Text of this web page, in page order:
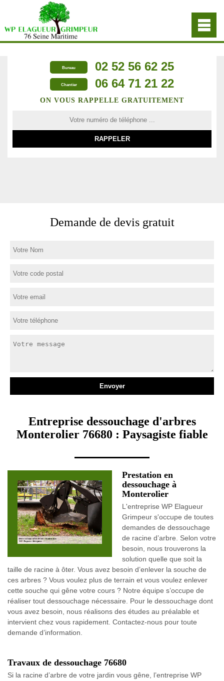
Bureau 02 52 56 62 25
Chantier 06 64 71 21 22
ON VOUS RAPPELLE GRATUITEMENT
Demande de devis gratuit
Entreprise dessouchage d'arbres
Monterolier 76680 : Paysagiste fiable
Prestation en
dessouchage à
Monterolier
L'entreprise WP Elagueur
Grimpeur s'occupe de toutes
demandes de dessouchage
de racine d’arbre. Selon votre
besoin, nous trouverons la
solution quelle que soit la
taille de racine à ôter. Vous avez besoin d’enlever la souche de
ces arbres ? Vous voulez plus de terrain et vous voulez enlever
cette souche qui gêne votre cours ? Notre équipe s’occupe de
réaliser tout dessouchage nécessaire. Pour le dessouchage dont
vous avez besoin, nous réalisons des études au préalable et
intervient chez vous rapidement. Contactez-nous pour toute
demande d’information.
Travaux de dessouchage 76680
Si la racine d’arbre de votre jardin vous gêne, l’entreprise WP